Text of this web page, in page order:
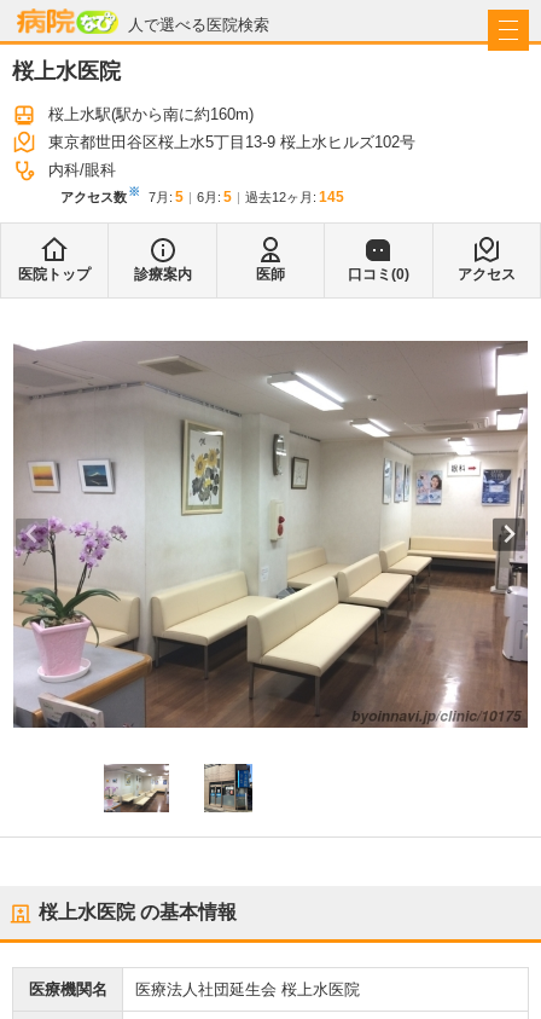
人で選べる医院検索
病院なび
桜上水医院
桜上水駅(駅から南に約160m)
東京都世田谷区桜上水5丁目13-9 桜上水ヒルズ102号
内科 眼科
アクセス数※ 7月 : 5 6月 : 5 過去12ヶ月: 145
医院トップ 診療案内 医師 口コミ(0) アクセス
桜上水医院の基本情報
医療機関名 医療法人社団延生会 桜上水医院